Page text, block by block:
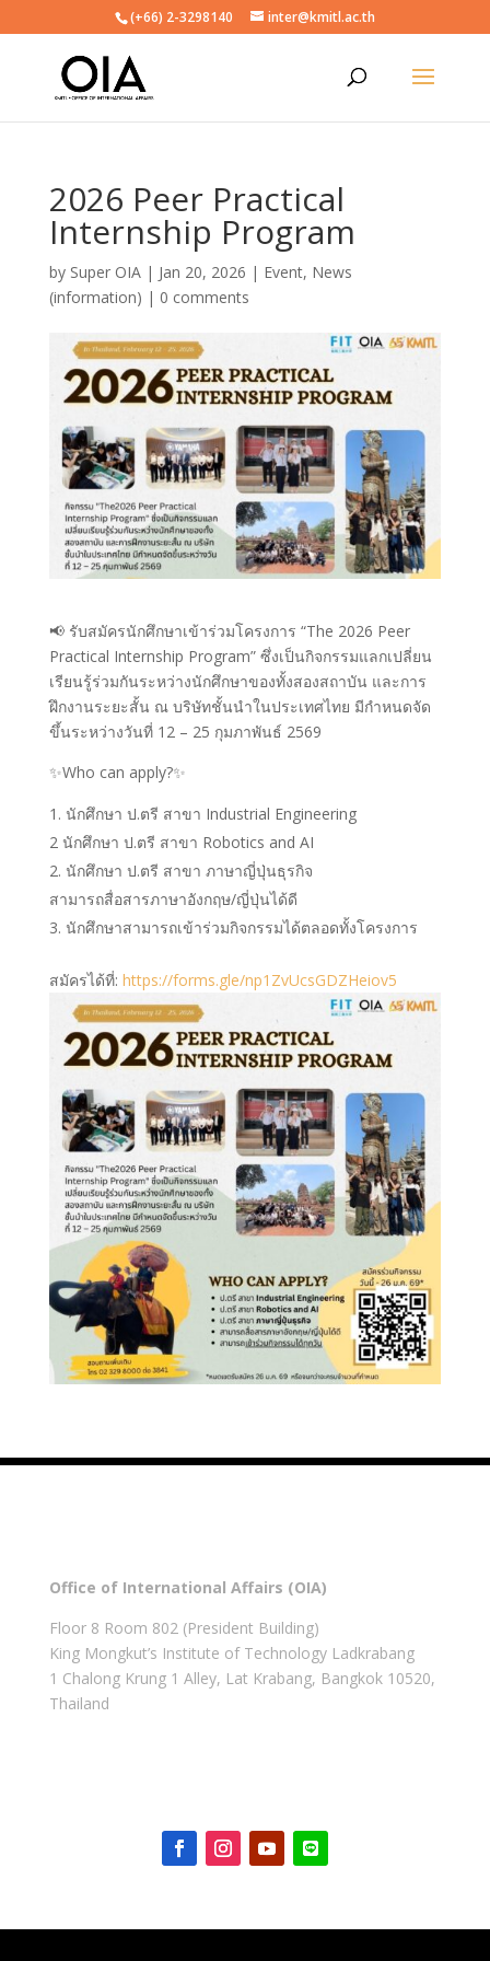
(+66) 2-3298140 inter@kmitl.ac.th
2026 Peer Practical
Internship Program
by Super OIA| Jan 20, 2026 | Event, News
(information) | 0 comments
📢 รับสมัครนักศึกษาเข้าร่วมโครงการ “The 2026 Peer
Practical Internship Program” ซึ่งเป็นกิจกรรมแลกเปลี่ยน
เรียนรู้ร่วมกันระหว่างนักศึกษาของทั้งสองสถาบัน และการ
ฝึกงานระยะสั้น ณ บริษัทชั้นนำในประเทศไทย มีกำหนดจัด
ขึ้นระหว่างวันที่ 12 – 25 กุมภาพันธ์ 2569
✨Who can apply?✨
นักศึกษา ป.ตรี สาขา Industrial Engineering
2 นักศึกษา ป.ตรี สาขา Robotics and AI
นักศึกษา ป.ตรี สาขา ภาษาญี่ปุ่นธุรกิจ
สามารถสื่อสารภาษาอังกฤษ/ญี่ปุ่นได้ดี
นักศึกษาสามารถเข้าร่วมกิจกรรมได้ตลอดทั้งโครงการ
สมัครได้ที่: https://forms.gle/np1ZvUcsGDZHeiov5
Office of International Affairs (OIA)
Floor 8 Room 802 (President Building)
King Mongkut’s Institute of Technology Ladkrabang
1 Chalong Krung 1 Alley, Lat Krabang, Bangkok 10520,
Thailand